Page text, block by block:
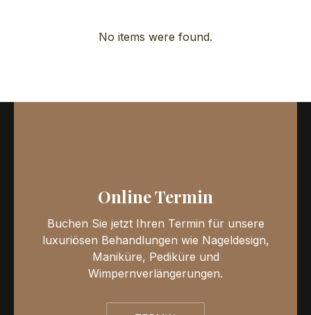
No items were found.
Online Termin
Buchen Sie jetzt Ihren Termin für unsere
luxuriösen Behandlungen wie Nageldesign,
Maniküre, Pediküre und
Wimpernverlängerungen.